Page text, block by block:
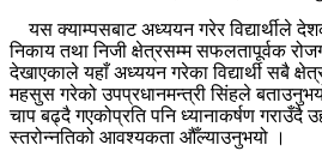
यस क्याम्पसबाट अध्ययन गरेर विद्यार्थीले
निकाय तथा निजी क्षेत्रसम्म सफलतापूर्वक
देखाएकाले यहाँ अध्ययन गरेका विद्यार्थी सबै
महसुस गरेको उपप्रधानमन्त्री सिंहले बताउनुभयो
चाप बढ्दै गएकोप्रति पनि ध्यानाकर्षण गराउँदै
स्तरोन्नतिको आवश्यकता औँल्याउनुभयो ।